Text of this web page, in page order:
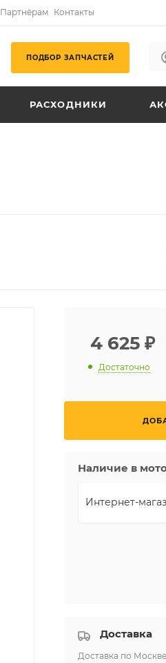
Партнёрам Контакты
ПОДБОР ЗАПЧАСТЕЙ
РАСХОДНИКИ
4 625 ₽
Достаточно
Наличие в
Интернет-
Доставка
Доставка по